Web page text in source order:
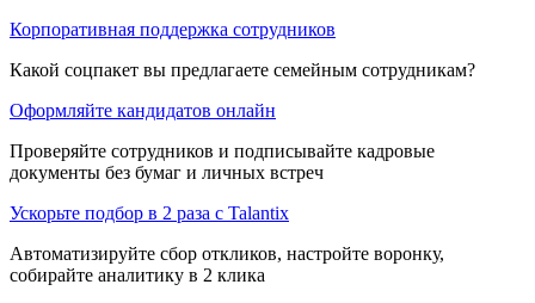
Корпоративная поддержка сотрудников
Какой соцпакет вы предлагаете семейным сотрудникам?
Оформляйте кандидатов онлайн
Проверяйте сотрудников и подписывайте кадровые
документы без бумаг и личных встреч
Ускорьте подбор в 2 раза с Talantix
Автоматизируйте сбор откликов, настройте воронку,
собирайте аналитику в 2 клика